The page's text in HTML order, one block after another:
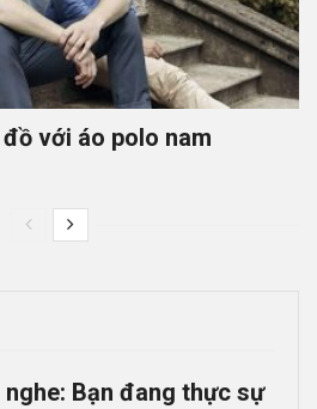
với áo polo nam
Bạn đang thực sự